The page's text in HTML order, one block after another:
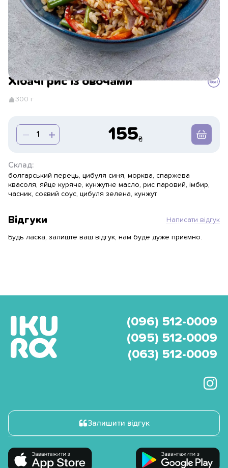
Хібачі рис із овочами
300 г
155
Склад:
болгарський перець, цибуля синя, морква, спаржева
квасоля, яйце куряче, кунжутне масло, рис паровий, імбир,
часник, соєвий соус, цибуля зелена, кунжут
Відгуки Написати відгук
Будь ласка, залиште ваш відгук, нам буде дуже приємно.
(096) 512-0009
(095) 512-0009
(063) 512-0009
Залишити відгук